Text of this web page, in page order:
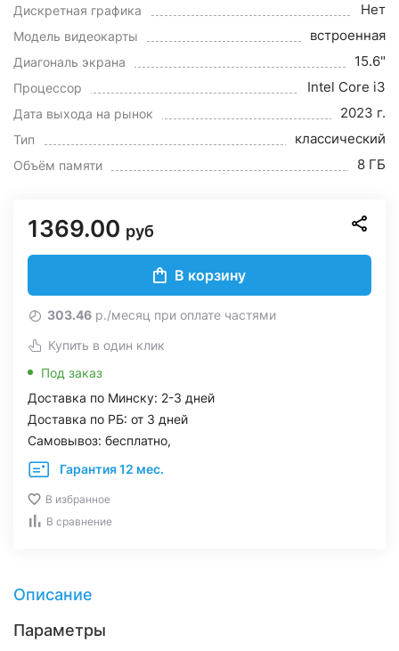
Дискретная графика Нет
Модель видеокарты встроенная
Диагональ экрана 15.6"
Процессор Intel Core i3
Дата выхода на рынок 2023 г.
Тип классический
Объём памяти 8 ГБ
1369.00 руб
В корзину
303.46 р./месяц при оплате частями
Купить в один клик
Под заказ
Доставка по Минску: 2-3 дней
Доставка по РБ: от 3 дней
Самовывоз: бесплатно,
Гарантия 12 мес.
В избранное
В сравнение
Описание
Параметры